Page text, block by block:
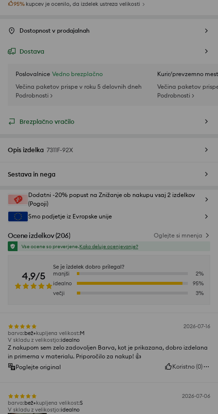
95% kupcev je ocenilo, da izdelek ustreza velikosti
Dostopnost v prodajalnah
Dostava
Poslovalnice Vedno brezplačno
Večina paketov prispe v roku 5 delovnih dneh
Podrobnosti >
Kurir/prevzemno
Večina paketov
Podrobnosti >
Brezplačno vračilo
Opis izdelka 7311F-92X
Sestava in nega
Dodatni -20% popust na Znižanje ob nakupu vsaj 2 izdelkov
(Pogoji)
Smo podjetje iz Evropske unije
Ocene izdelkov(206) Oglejte si mnenja
Vse ocene so preverjene.Kako deluje ocenjevanje?
4,9/5
Se je izdelek dobro prilegal?
manjši
2%
idealno
95%
večji
3%
2026-07-16
barva:bež kupljena velikost:M
V skladu z velikostjo:idealno
Z nakupom sem zelo zadovoljen Barva, kot je prikazana, dobro izdelana
in primerna v materialu. Priporočilo za nakup! 👍
Poglejte original
Koristno (0)
2026-07-06
barva:bež kupljena velikost:S
V skladu z velikostjo:idealno